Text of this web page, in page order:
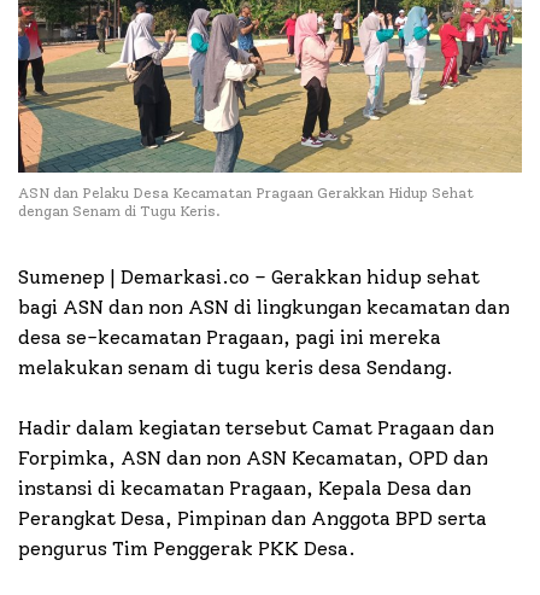
ASN dan Pelaku Desa Kecamatan Pragaan Gerakkan Hidup Sehat
dengan Senam di Tugu Keris.
Sumenep | Demarkasi.co – Gerakkan hidup sehat
bagi ASN dan non ASN di lingkungan kecamatan dan
desa se-kecamatan Pragaan, pagi ini mereka
melakukan senam di tugu keris desa Sendang.
Hadir dalam kegiatan tersebut Camat Pragaan dan
Forpimka, ASN dan non ASN Kecamatan, OPD dan
instansi di kecamatan Pragaan, Kepala Desa dan
Perangkat Desa, Pimpinan dan Anggota BPD serta
pengurus Tim Penggerak PKK Desa.